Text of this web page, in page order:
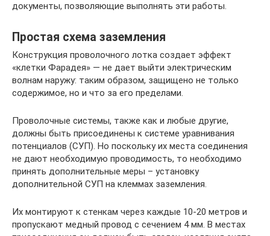
документы, позволяющие выполнять эти работы.
Простая схема заземления
Конструкция проволочного лотка создает эффект
«клетки Фарадея» — не дает выйти электрическим
волнам наружу: таким образом, защищено не только
содержимое, но и что за его пределами.
Проволочные системы, также как и любые другие,
должны быть присоединены к системе уравнивания
потенциалов (СУП). Но поскольку их места соединения
не дают необходимую проводимость, то необходимо
принять дополнительные меры – установку
дополнительной СУП на клеммах заземления.
Их монтируют к стенкам через каждые 10-20 метров и
пропускают медный провод с сечением 4 мм. В местах